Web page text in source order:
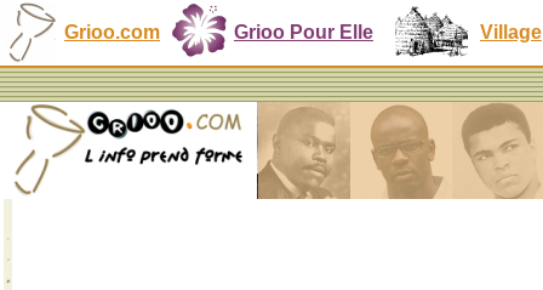
Grioo.com Grioo Pour Elle Village